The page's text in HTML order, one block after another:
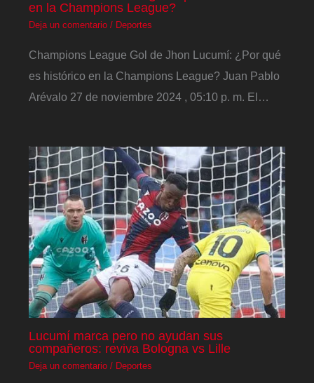
en la Champions League?
Deja un comentario / Deportes
Champions League Gol de Jhon Lucumí: ¿Por qué
es histórico en la Champions League? Juan Pablo
Arévalo 27 de noviembre 2024 , 05:10 p. m. El…
Lucumí marca pero no ayudan sus
compañeros: reviva Bologna vs Lille
Deja un comentario / Deportes